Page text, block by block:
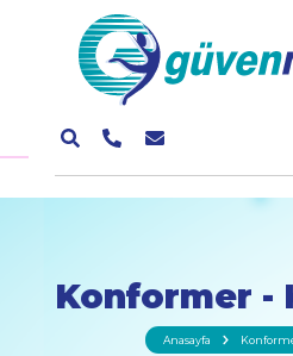
Konformer -
Anasayfa